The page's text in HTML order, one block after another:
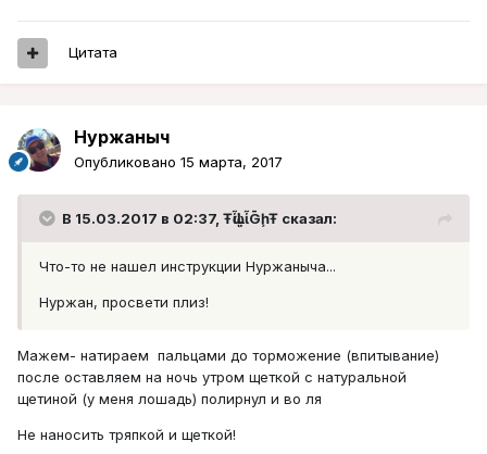
Цитата
Нуржаныч
Опубликовано 15 марта, 2017
В 15.03.2017 в 02:37, ŦᾡἷḶἷḠḩŦ сказал:
Что-то не нашел инструкции Нуржаныча...
Нуржан, просвети плиз!
Мажем- натираем пальцами до торможение (впитывание)
после оставляем на ночь утром щеткой с натуральной
щетиной (у меня лошадь) полирнул и во ля
Не наносить тряпкой и щеткой!